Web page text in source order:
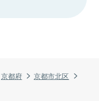
京都府
京都市北区